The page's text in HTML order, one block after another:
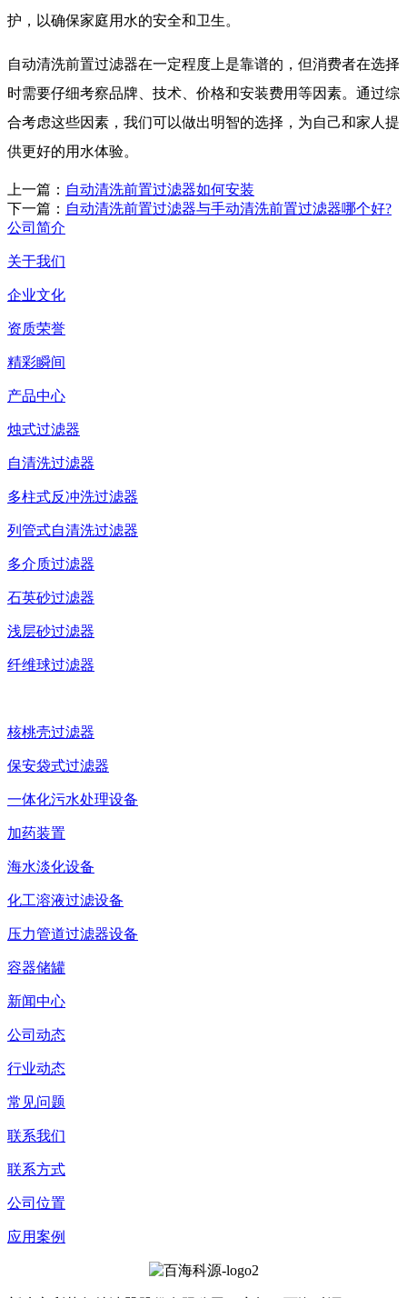
护，以确保家庭用水的安全和卫生。
自动清洗前置过滤器在一定程度上是靠谱的，但消费者在选择
时需要仔细考察品牌、技术、价格和安装费用等因素。通过综
合考虑这些因素，我们可以做出明智的选择，为自己和家人提
供更好的用水体验。
上一篇： 自动清洗前置过滤器如何安装
下一篇： 自动清洗前置过滤器与手动清洗前置过滤器哪个好?
公司简介
关于我们
企业文化
资质荣誉
精彩瞬间
产品中心
烛式过滤器
自清洗过滤器
多柱式反冲洗过滤器
列管式自清洗过滤器
多介质过滤器
石英砂过滤器
浅层砂过滤器
纤维球过滤器
核桃壳过滤器
保安袋式过滤器
一体化污水处理设备
加药装置
海水淡化设备
化工溶液过滤设备
压力管道过滤器设备
容器储罐
新闻中心
公司动态
行业动态
常见问题
联系我们
联系方式
公司位置
应用案例